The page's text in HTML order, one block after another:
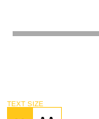
TEXT SIZE